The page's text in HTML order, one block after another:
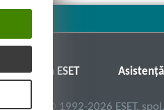
Forum ESET
© 1992-2026 ESET,